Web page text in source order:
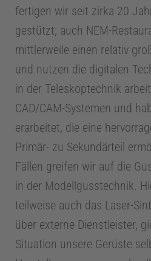
i
z
i
n
E
n
d
fertigen wir seit zirka 20
gestützt; auch NEM-
mittlerweile einen relativ
und nutzen die digitalen
in der Teleskoptechnik
CAD/CAM-Systemen und
erarbeitet, die eine
Primär- zu Sekundärteil
Fällen greifen wir auf die
in der Modellgusstechnik.
teilweise auch das Laser-
über externe Dienstleister,
Situation unsere Gerüste